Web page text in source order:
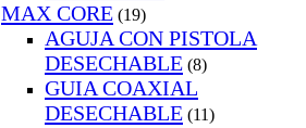
MAX CORE (19)
AGUJA CON PISTOLA
DESECHABLE (8)
GUIA COAXIAL
DESECHABLE (11)